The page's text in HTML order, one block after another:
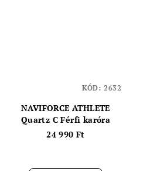
NAVIFORCE ATHLETE
Quartz C Férfi karóra
24 990 Ft
KÓD: 2632